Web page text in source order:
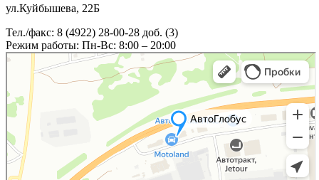
ул.Куйбышева, 22Б
Тел./факс: 8 (4922) 28-00-28 доб. (3)
Режим работы: Пн-Вс: 8:00 – 20:00